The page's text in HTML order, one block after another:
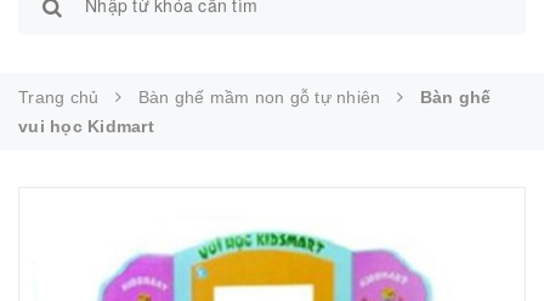
Trang chủ Bàn ghế mầm non gỗ tự nhiên
Bàn ghế
vui học Kidmart